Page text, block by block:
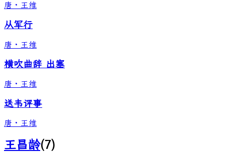
唐 · 王维
从军行
唐 · 王维
横吹曲辞 出塞
唐 · 王维
送韦评事
唐 · 王维
王昌龄(7)